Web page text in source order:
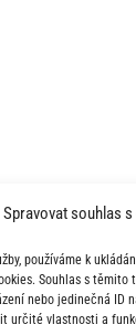
Spravovat souhlas
používáme k
Souhlas s těmito
nebo jedinečná ID
určité vlastnosti a